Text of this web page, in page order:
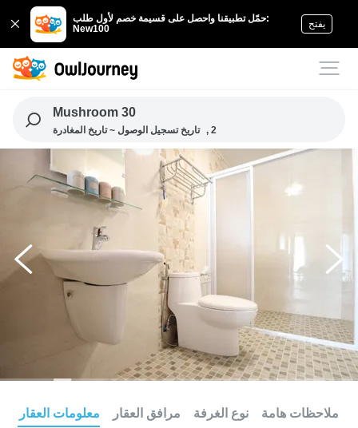
حمّل تطبيقنا واحصل على قسيمة خصم لأول طلب:
New100
يفتح
Mushroom 30
تاريخ تسجيل الوصول ~ تاريخ المغادرة , 2
معلومات العقار مرافق العقار نوع الغرفة ملاحظات هامة